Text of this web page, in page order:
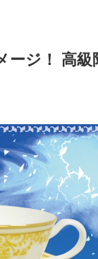
ージ！ 高